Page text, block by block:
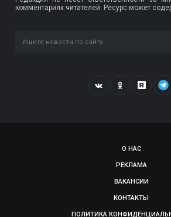
комментариях читателей. Ресурс может
О НАС
РЕКЛАМА
ВАКАНСИИ
КОНТАКТЫ
ПОЛИТИКА